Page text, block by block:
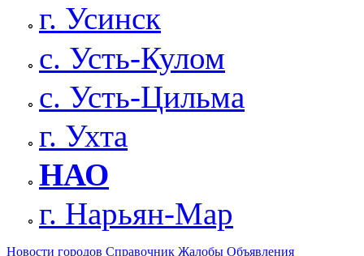
г. Усинск
с. Усть-Кулом
с. Усть-Цильма
г. Ухта
НАО
г. Нарьян-Мар
Новости городов Справочник Жалобы Объявления